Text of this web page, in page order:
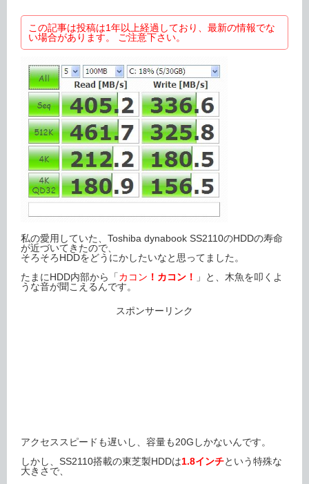
この記事は投稿は1年以上経過しており、最新の情報でな
い場合があります。 ご注意下さい。
私の愛用していた、Toshiba dynabook SS2110のHDDの寿命
が近づいてきたので、
そろそろHDDをどうにかしたいなと思ってました。
たまにHDD内部から「カコン ！カコン！
」と、木魚を叩くよ
うな音が聞こえるんです。
スポンサーリンク
アクセススピードも遅いし、容量も20Gしかないんです。
しかし、SS2110搭載の東芝製HDDは1.8インチという特殊な
大きさで、